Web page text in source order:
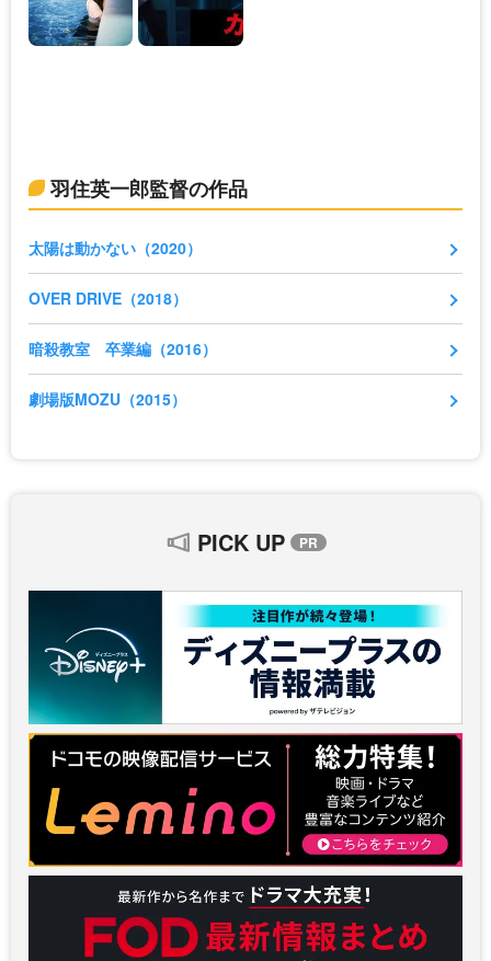
羽住英一郎監督の作品
太陽は動かない（2020）
OVER DRIVE（2018）
暗殺教室 卒業編（2016）
劇場版MOZU（2015）
PICK UP